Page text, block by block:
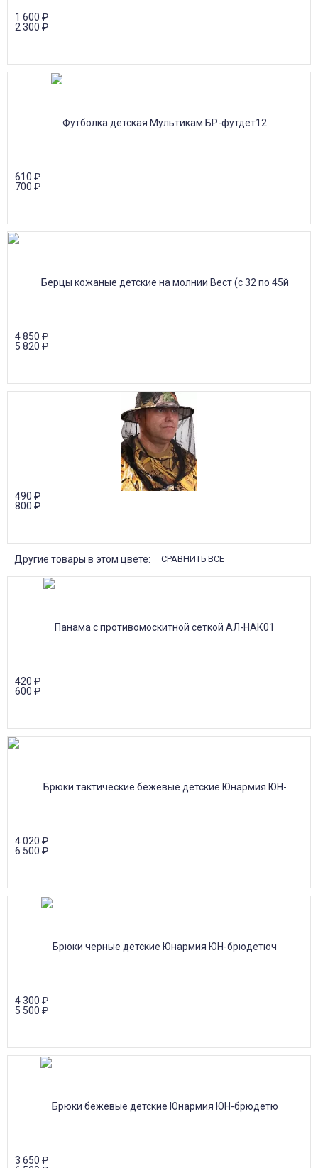
1 600 ₽
2 300 ₽
610 ₽
700 ₽
4 850 ₽
5 820 ₽
490 ₽
800 ₽
Другие товары в этом цвете: СРАВНИТЬ ВСЕ
420 ₽
600 ₽
4 020 ₽
6 500 ₽
4 300 ₽
5 500 ₽
3 650 ₽